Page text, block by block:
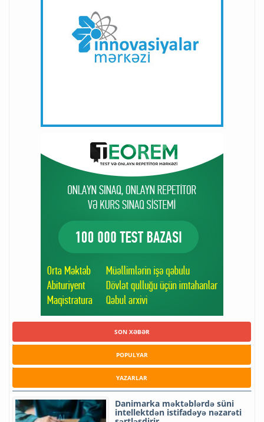
SON XƏBƏR
POPULYAR
YAZARLAR
Danimarka məktəblərdə süni
intellektdən istifadəyə nəzarəti